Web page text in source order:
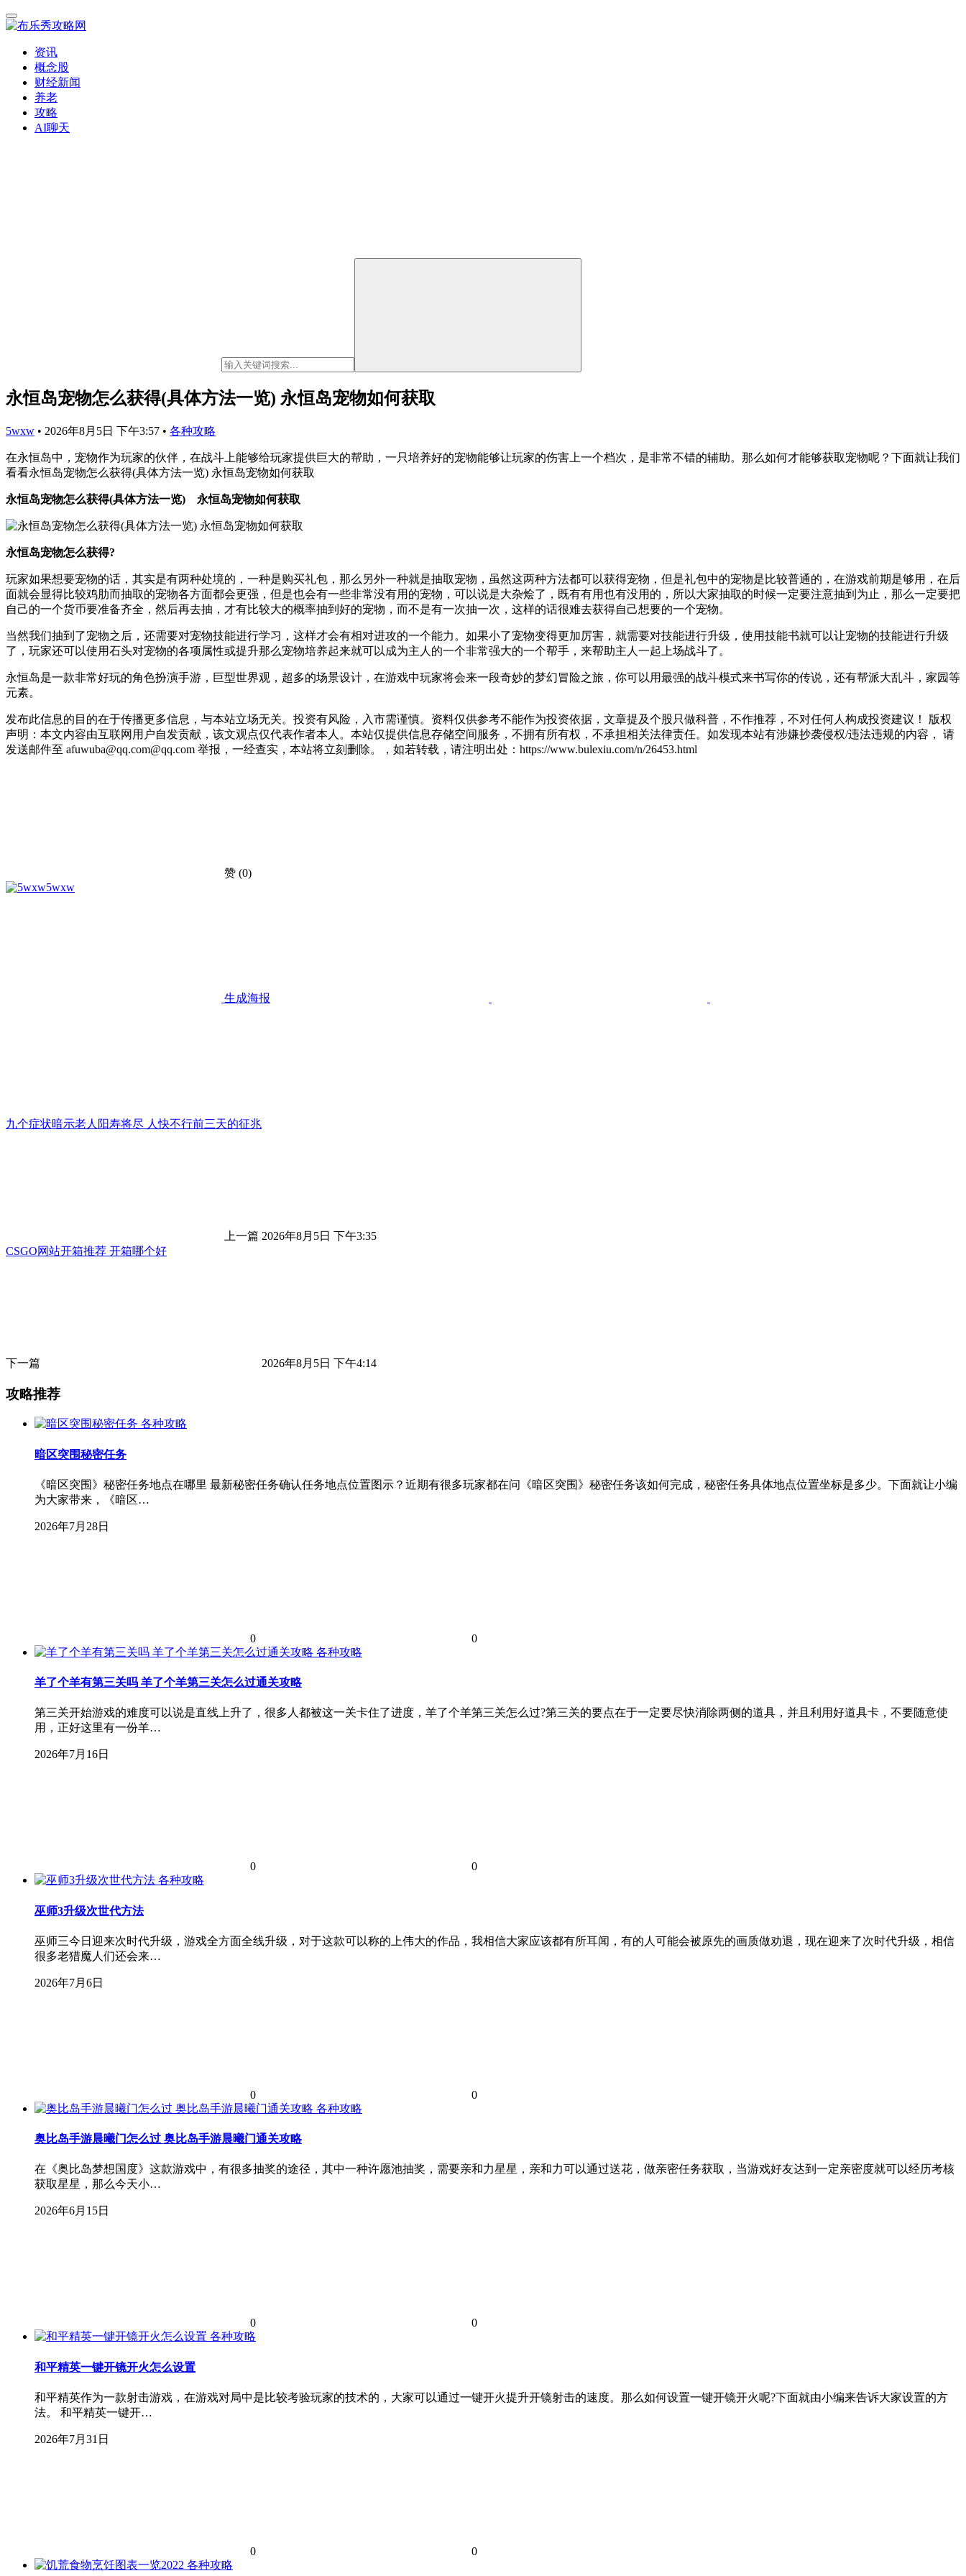
资讯
概念股
财经新闻
养老
攻略
AI聊天
永恒岛宠物怎么获得(具体方法一览) 永恒岛宠物如何获取
5wxw • 2026年8月5日 下午3:57 • 各种攻略
在永恒岛中，宠物作为玩家的伙伴，在战斗上能够给玩家提供巨大的帮助，一只培养好的宠物能够让玩家的伤害上一个档次，是非常不错的辅助。那么如何才能够获取宠物呢？下面就让我们
看看永恒岛宠物怎么获得(具体方法一览) 永恒岛宠物如何获取
永恒岛宠物怎么获得(具体方法一览) 永恒岛宠物如何获取
永恒岛宠物怎么获得?
玩家如果想要宠物的话，其实是有两种处境的，一种是购买礼包，那么另外一种就是抽取宠物，虽然这两种方法都可以获得宠物，但是礼包中的宠物是比较普通的，在游戏前期是够用，在后
面就会显得比较鸡肋而抽取的宠物各方面都会更强，但是也会有一些非常没有用的宠物，可以说是大杂烩了，既有有用也有没用的，所以大家抽取的时候一定要注意抽到为止，那么一定要把
自己的一个货币要准备齐全，然后再去抽，才有比较大的概率抽到好的宠物，而不是有一次抽一次，这样的话很难去获得自己想要的一个宠物。
当然我们抽到了宠物之后，还需要对宠物技能进行学习，这样才会有相对进攻的一个能力。如果小了宠物变得更加厉害，就需要对技能进行升级，使用技能书就可以让宠物的技能进行升级
了，玩家还可以使用石头对宠物的各项属性或提升那么宠物培养起来就可以成为主人的一个非常强大的一个帮手，来帮助主人一起上场战斗了。
永恒岛是一款非常好玩的角色扮演手游，巨型世界观，超多的场景设计，在游戏中玩家将会来一段奇妙的梦幻冒险之旅，你可以用最强的战斗模式来书写你的传说，还有帮派大乱斗，家园等
元素。
发布此信息的目的在于传播更多信息，与本站立场无关。投资有风险，入市需谨慎。资料仅供参考不能作为投资依据，文章提及个股只做科普，不作推荐，不对任何人构成投资建议！ 版权
声明：本文内容由互联网用户自发贡献，该文观点仅代表作者本人。本站仅提供信息存储空间服务，不拥有所有权，不承担相关法律责任。如发现本站有涉嫌抄袭侵权/违法违规的内容， 请
发送邮件至 afuwuba@qq.com@qq.com 举报，一经查实，本站将立刻删除。，如若转载，请注明出处：https://www.bulexiu.com/n/26453.html
赞 (0)
5wxw
生成海报
九个症状暗示老人阳寿将尽 人快不行前三天的征兆
上一篇 2026年8月5日 下午3:35
CSGO网站开箱推荐 开箱哪个好
下一篇 2026年8月5日 下午4:14
攻略推荐
各种攻略
暗区突围秘密任务
《暗区突围》秘密任务地点在哪里 最新秘密任务确认任务地点位置图示？近期有很多玩家都在问《暗区突围》秘密任务该如何完成，秘密任务具体地点位置坐标是多少。下面就让小编
为大家带来，《暗区…
2026年7月28日
0
0
各种攻略
羊了个羊有第三关吗 羊了个羊第三关怎么过通关攻略
第三关开始游戏的难度可以说是直线上升了，很多人都被这一关卡住了进度，羊了个羊第三关怎么过?第三关的要点在于一定要尽快消除两侧的道具，并且利用好道具卡，不要随意使
用，正好这里有一份羊…
2026年7月16日
0
0
各种攻略
巫师3升级次世代方法
巫师三今日迎来次时代升级，游戏全方面全线升级，对于这款可以称的上伟大的作品，我相信大家应该都有所耳闻，有的人可能会被原先的画质做劝退，现在迎来了次时代升级，相信
很多老猎魔人们还会来…
2026年7月6日
0
0
各种攻略
奥比岛手游晨曦门怎么过 奥比岛手游晨曦门通关攻略
在《奥比岛梦想国度》这款游戏中，有很多抽奖的途径，其中一种许愿池抽奖，需要亲和力星星，亲和力可以通过送花，做亲密任务获取，当游戏好友达到一定亲密度就可以经历考核
获取星星，那么今天小…
2026年6月15日
0
0
各种攻略
和平精英一键开镜开火怎么设置
和平精英作为一款射击游戏，在游戏对局中是比较考验玩家的技术的，大家可以通过一键开火提升开镜射击的速度。那么如何设置一键开镜开火呢?下面就由小编来告诉大家设置的方
法。 和平精英一键开…
2026年7月31日
0
0
各种攻略